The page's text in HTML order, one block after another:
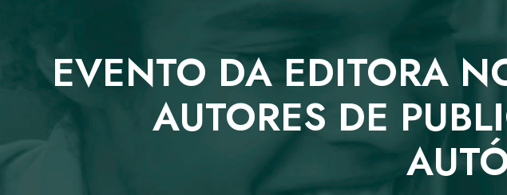
EVENTO DA EDITORA
AUTORES DE